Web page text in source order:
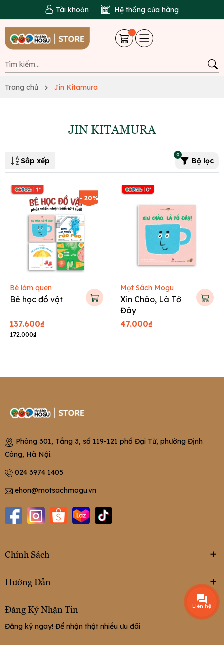
Tài khoản Hệ thống cửa hàng
Trang chủ Jin Kitamura
JIN KITAMURA
Sắp xếp Bộ lọc
0
- 20%
Bé làm quen
Bé học đồ vật
137.600₫
172.000₫
Mọt Sách Mogu
Xin Chào, Là Tớ
Đây
47.000₫
Phòng 301, Tầng 3, số 119-121 phố Đại Từ, phường Định
Công, Hà Nội.
024 3974 1405
ehon@motsachmogu.vn
Chính Sách
Hướng Dẫn
Đăng Ký Nhận Tin
Đăng ký ngay! Để nhận thật nhiều ưu đãi
Liên hệ